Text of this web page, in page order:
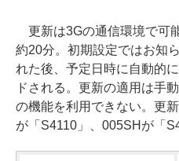
更新は3Gの通信環境で可
約20分。初期設定ではお知
れた後、予定日時に自動的
ドされる。更新の適用は手
の機能を利用できない。更
が「S4110」、005SHが「